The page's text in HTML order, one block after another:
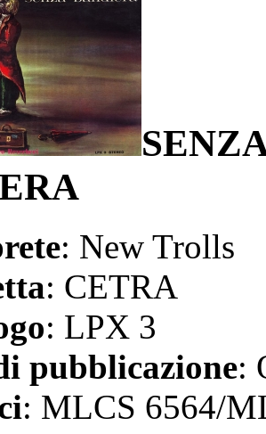
: New Trolls
: CETRA
: LPX 3
pubblicazione:
: MLCS 6564/